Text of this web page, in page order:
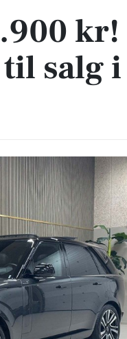
kr!
salg i